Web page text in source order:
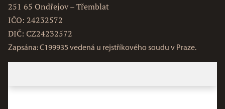
251 65 Ondřejov – Třemblat
IČO: 24232572
DIČ: CZ24232572
Zapsána: C199935 vedená u rejstříkového soudu v Praze.